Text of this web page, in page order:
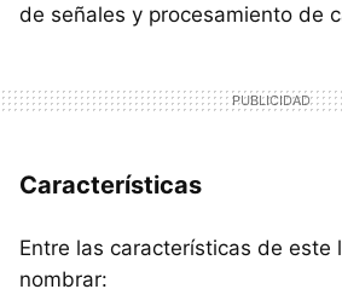
de señales y procesamiento de
Características
Entre las características de este
nombrar: